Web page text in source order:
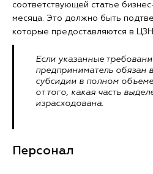
соответствующей статье
месяца. Это должно быть
которые предоставляются в
Если указанные
предприниматель обязан
субсидии в полном
от того, какая часть
израсходована.
Персонал